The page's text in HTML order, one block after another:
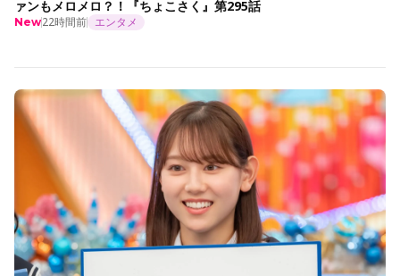
ァンもメロメロ？！『ちょこさく』第295話
New22時間前 エンタメ